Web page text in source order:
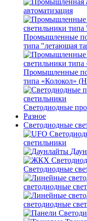
автоматизация
Промышленные
типа "летающая
Промышленные
типа «Колокол»
Светодиодные
Разное
Светодиодные
светильники
Светодиодные
светодиодные
светодиодные